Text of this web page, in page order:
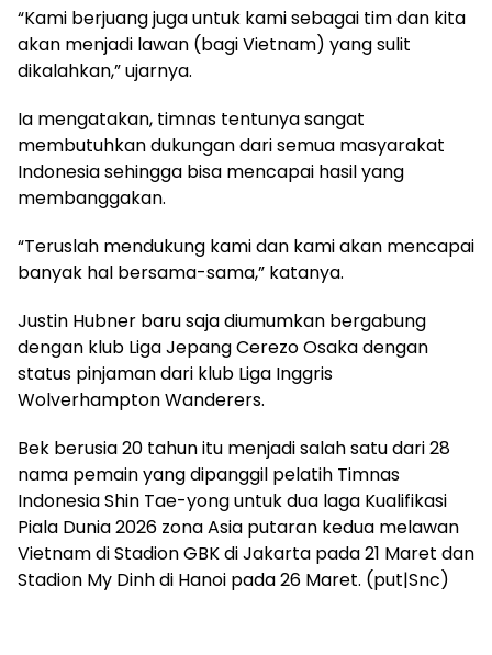
“Kami berjuang juga untuk kami sebagai tim dan kita
akan menjadi lawan (bagi Vietnam) yang sulit
dikalahkan,” ujarnya.
Ia mengatakan, timnas tentunya sangat
membutuhkan dukungan dari semua masyarakat
Indonesia sehingga bisa mencapai hasil yang
membanggakan.
“Teruslah mendukung kami dan kami akan mencapai
banyak hal bersama-sama,” katanya.
Justin Hubner baru saja diumumkan bergabung
dengan klub Liga Jepang Cerezo Osaka dengan
status pinjaman dari klub Liga Inggris
Wolverhampton Wanderers.
Bek berusia 20 tahun itu menjadi salah satu dari 28
nama pemain yang dipanggil pelatih Timnas
Indonesia Shin Tae-yong untuk dua laga Kualifikasi
Piala Dunia 2026 zona Asia putaran kedua melawan
Vietnam di Stadion GBK di Jakarta pada 21 Maret dan
Stadion My Dinh di Hanoi pada 26 Maret. (put|Snc)